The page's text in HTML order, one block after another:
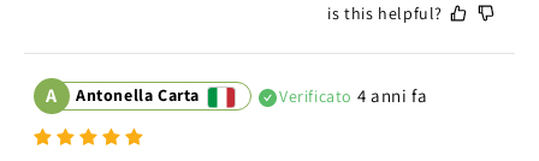
is this helpful?
A Antonella Carta Verificato 4 anni fa